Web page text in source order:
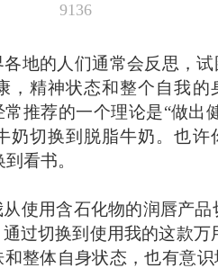
9136
地的人们通常会反思，
，精神状态和整个自我的
推荐的一个理论是“做出
奶切换到脱脂牛奶。也许
看书。
使用含石化物的润唇产品
过切换到使用我的这款万
整体自身状态，也有意